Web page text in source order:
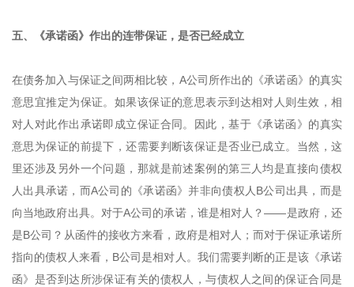
五、《承诺函》作出的连带保证，是否已经成立
在债务加入与保证之间两相比较，A公司所作出的《承诺函》的真实
意思宜推定为保证。如果该保证的意思表示到达相对人则生效，相
对人对此作出承诺即成立保证合同。因此，基于《承诺函》的真实
意思为保证的前提下，还需要判断该保证是否业已成立。当然，这
里还涉及另外一个问题，那就是前述案例的第三人均是直接向债权
人出具承诺，而A公司的《承诺函》并非向债权人B公司出具，而是
向当地政府出具。对于A公司的承诺，谁是相对人？——是政府，还
是B公司？从函件的接收方来看，政府是相对人；而对于保证承诺所
指向的债权人来看，B公司是相对人。我们需要判断的正是该《承诺
函》是否到达所涉保证有关的债权人，与债权人之间的保证合同是